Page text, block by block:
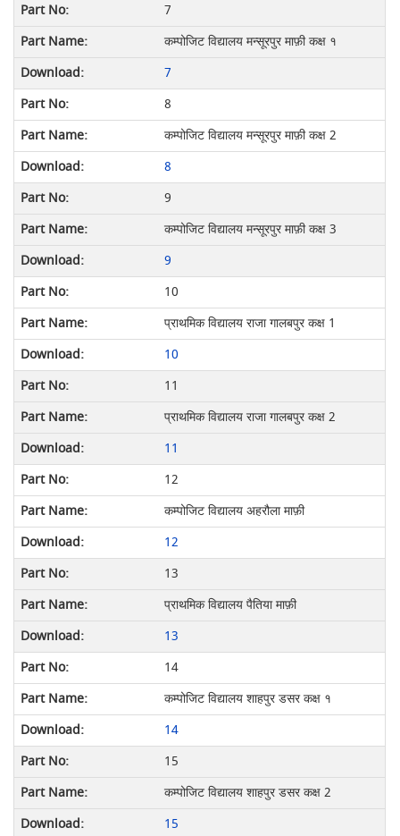
7
कम्पोजिट विद्यालय मन्सूरपुर माफ़ी कक्ष १
7
8
कम्पोजिट विद्यालय मन्सूरपुर माफ़ी कक्ष 2
8
9
कम्पोजिट विद्यालय मन्सूरपुर माफ़ी कक्ष 3
9
10
प्राथमिक विद्यालय राजा गालबपुर कक्ष 1
10
11
प्राथमिक विद्यालय राजा गालबपुर कक्ष 2
11
12
कम्पोजिट विद्यालय अहरौला माफ़ी
12
13
प्राथमिक विद्यालय पैतिया माफ़ी
13
14
कम्पोजिट विद्यालय शाहपुर डसर कक्ष १
14
15
कम्पोजिट विद्यालय शाहपुर डसर कक्ष 2
15